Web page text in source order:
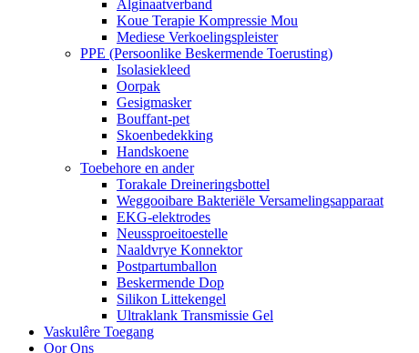
Alginaatverband
Koue Terapie Kompressie Mou
Mediese Verkoelingspleister
PPE (Persoonlike Beskermende Toerusting)
Isolasiekleed
Oorpak
Gesigmasker
Bouffant-pet
Skoenbedekking
Handskoene
Toebehore en ander
Torakale Dreineringsbottel
Weggooibare Bakteriële Versamelingsapparaat
EKG-elektrodes
Neussproeitoestelle
Naaldvrye Konnektor
Postpartumballon
Beskermende Dop
Silikon Littekengel
Ultraklank Transmissie Gel
Vaskulêre Toegang
Oor Ons